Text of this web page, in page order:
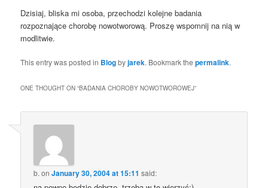
Dzisiaj, bliska mi osoba, przechodzi kolejne badania
rozpoznające chorobę nowotworową. Proszę wspomnij na nią w
modlitwie.
This entry was posted in Blogbyjarek. Bookmark thepermalink.
ONE THOUGHT ON “BADANIA CHOROBY NOWOTWOROWEJ”
b. onJanuary 30, 2004 at 15:11 said: